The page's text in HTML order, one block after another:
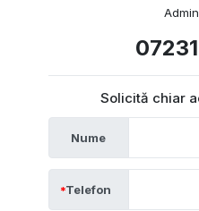
Solicită chiar
Nume
Telefon